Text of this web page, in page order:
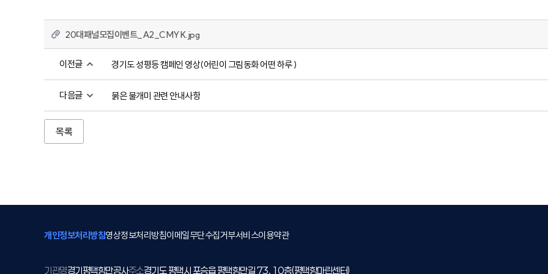
20대패널모집이벤트_A2_CMYK.jpg
이전글 경기도 성평등 캠페인 영상(어린이 그림동화 어떤 하루 )
다음글 붉은 불개미 관련 안내사항
목록
개인정보처리방침영상정보처리방침이메일무단수집거부서비스이용약관
기관명경기평택항만공사주소경기도 평택시 포승읍 평택항만길 73. 10층(평택항마린센터)